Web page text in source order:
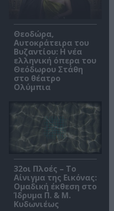
Θεοδώρα,
Αυτοκράτειρα του
Βυζαντίου: Η νέα
ελληνική όπερα του
Θεόδωρου Στάθη
στο θέατρο
Ολύμπια
32οι Πλοές – Το
Αίνιγμα της Εικόνας:
Ομαδική έκθεση στο
Ίδρυμα Π. & Μ.
Κυδωνιέως